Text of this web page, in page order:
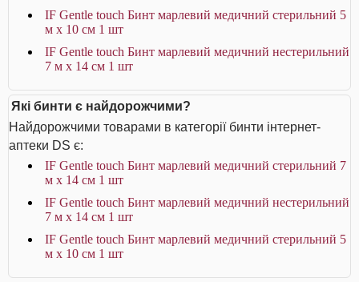
IF Gentle touch Бинт марлевий медичний стерильний 5
м х 10 см 1 шт
IF Gentle touch Бинт марлевий медичний нестерильний
7 м х 14 см 1 шт
Які бинти є найдорожчими?
Найдорожчими товарами в категорії бинти інтернет-
аптеки DS є:
IF Gentle touch Бинт марлевий медичний стерильний 7
м х 14 см 1 шт
IF Gentle touch Бинт марлевий медичний нестерильний
7 м х 14 см 1 шт
IF Gentle touch Бинт марлевий медичний стерильний 5
м х 10 см 1 шт